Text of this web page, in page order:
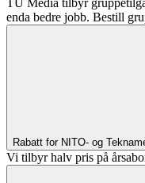
TU Media tilbyr
enda bedre jobb. Bestill
Rabatt for NITO- og
Vi tilbyr halv pris på